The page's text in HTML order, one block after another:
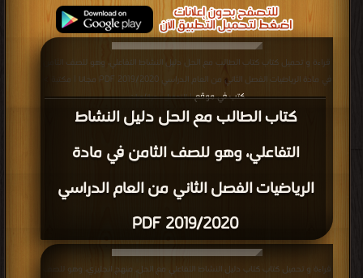
كتاب الطالب مع الحل دليل النشاط
التفاعلي، وهو للصف الثامن في مادة
الرياضيات الفصل الثاني من العام الدراسي
2019/2020 PDF
قراءة و تحميل كتاب كتاب الطالب مع الحل دليل النشاط التفاعلي، وهو للصف الثامن
في مادة الرياضيات الفصل الثاني من العام الدراسي 2019/2020 PDF مجانا | مكتبة >
كتب في موقع| التحميل : مرة/مرات
قراءة و تحميل كتاب كتاب دليل النشاط التفاعلي مع الحل, منهج انجليزي، وهو للصف